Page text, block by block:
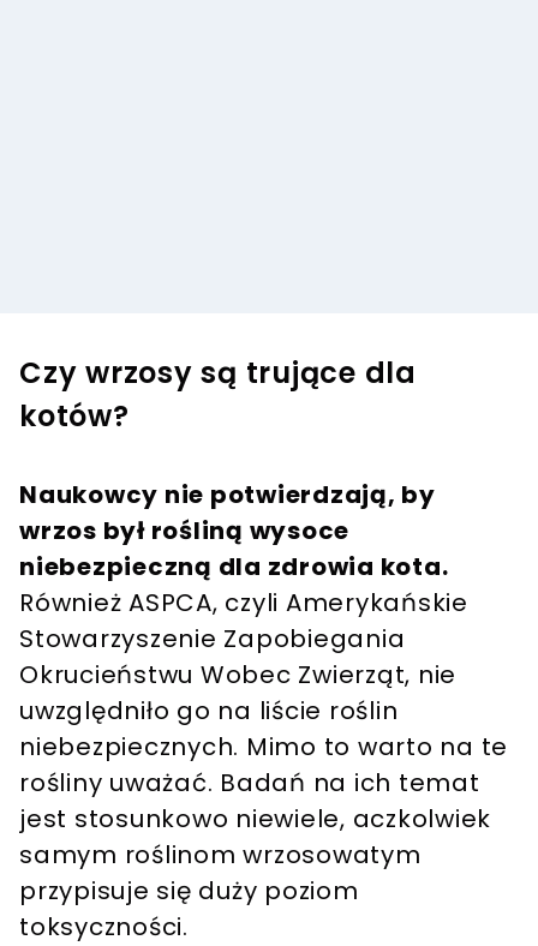
Czy wrzosy są trujące dla
kotów?
Naukowcy nie potwierdzają, by
wrzos był rośliną wysoce
niebezpieczną dla zdrowia kota.
Również ASPCA, czyli Amerykańskie
Stowarzyszenie Zapobiegania
Okrucieństwu Wobec Zwierząt, nie
uwzględniło go na liście roślin
niebezpiecznych. Mimo to warto na te
rośliny uważać. Badań na ich temat
jest stosunkowo niewiele, aczkolwiek
samym roślinom wrzosowatym
przypisuje się duży poziom
toksyczności.